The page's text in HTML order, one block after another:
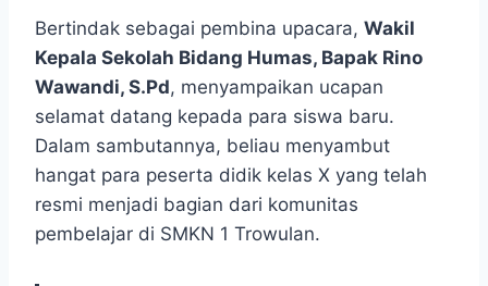
Bertindak sebagai pembina upacara, Wakil
Kepala Sekolah Bidang Humas, Bapak Rino
Wawandi, S.Pd, menyampaikan ucapan
selamat datang kepada para siswa baru.
Dalam sambutannya, beliau menyambut
hangat para peserta didik kelas X yang telah
resmi menjadi bagian dari komunitas
pembelajar di SMKN 1 Trowulan.